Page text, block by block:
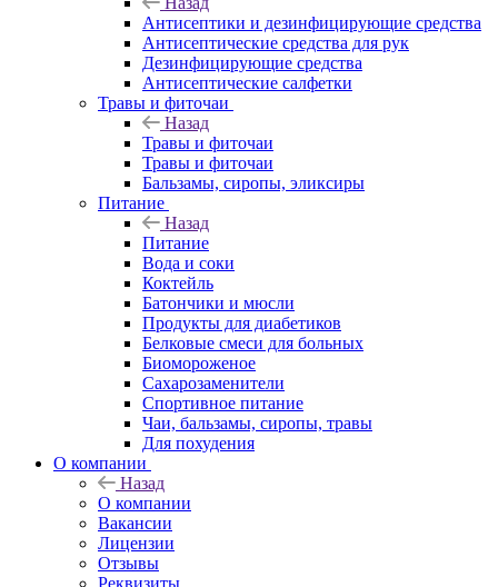
Антисептики и дезинфицирующие средства
Антисептические средства для рук
Дезинфицирующие средства
Антисептические салфетки
Травы и фиточаи
Назад
Травы и фиточаи
Травы и фиточаи
Бальзамы, сиропы, эликсиры
Питание
Назад
Питание
Вода и соки
Коктейль
Батончики и мюсли
Продукты для диабетиков
Белковые смеси для больных
Биомороженое
Сахарозаменители
Спортивное питание
Чаи, бальзамы, сиропы, травы
Для похудения
О компании
Назад
О компании
Вакансии
Лицензии
Отзывы
Реквизиты